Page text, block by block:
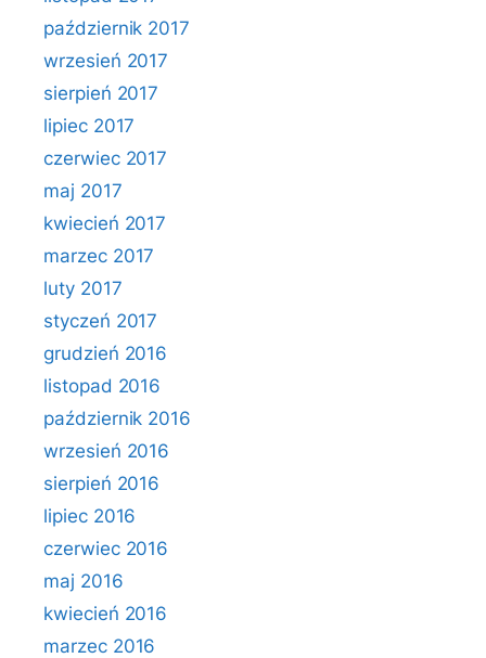
październik 2017
wrzesień 2017
sierpień 2017
lipiec 2017
czerwiec 2017
maj 2017
kwiecień 2017
marzec 2017
luty 2017
styczeń 2017
grudzień 2016
listopad 2016
październik 2016
wrzesień 2016
sierpień 2016
lipiec 2016
czerwiec 2016
maj 2016
kwiecień 2016
marzec 2016